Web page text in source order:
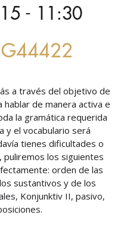
- 11:30
G44422
a través del objetivo de
de manera activa e
la gramática requerida
y el vocabulario será
tienes dificultades o
puliremos los siguientes
orden de las
sustantivos y de los
Konjunktiv II, pasivo,